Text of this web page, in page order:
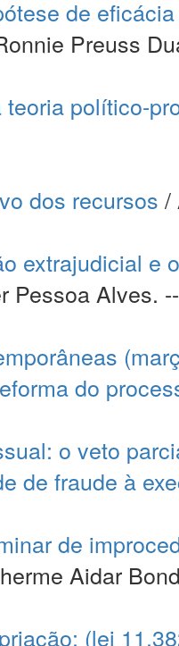
de
Preuss
teoria político-
dos recursos /
extrajudicial e
Pessoa Alves. --
do
o veto
de fraude à
de
Aidar
(lei